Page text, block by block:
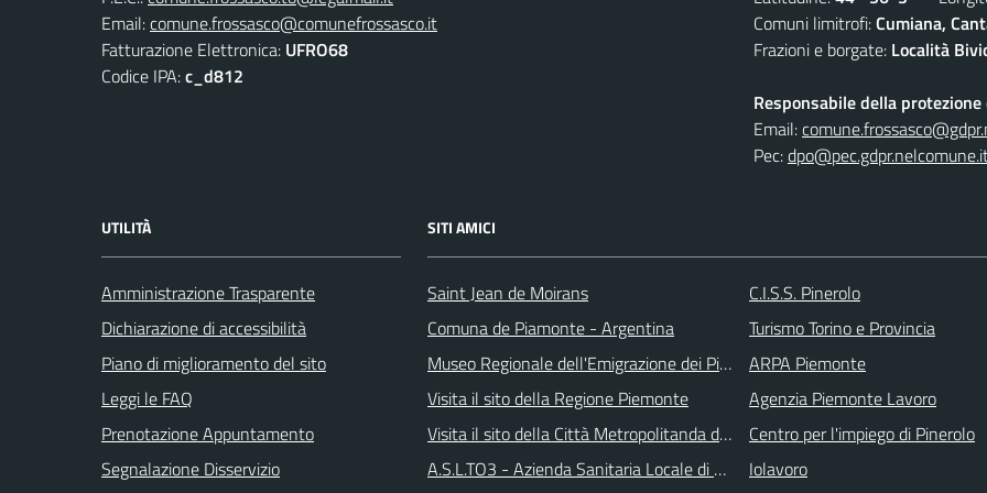
Email:comune.frossasco@comunefrossasco.it
Fatturazione Elettronica: UFRO68
Codice IPA:c_d812
Comuni limitrofi:Cumiana,
Frazioni e borgate: Località
Responsabile della protezione
Email:
Pec:
UTILITÀ
Amministrazione Trasparente
Dichiarazione di accessibilità
Piano di miglioramento del sito
Leggi le FAQ
Prenotazione Appuntamento
Segnalazione Disservizio
SITI AMICI
Saint Jean de Moirans
Comuna de Piamonte - Argentina
Museo Regionale dell'Emigrazione dei Piemontesi nel Mondo
Visita il sito della Regione Piemonte
Visita il sito della Città Metropolitanda di Torino
A.S.L.TO3 - Azienda Sanitaria Locale di Collegno e Pinerolo
C.I.S.S. Pinerolo
Turismo Torino e Provincia
ARPA Piemonte
Agenzia Piemonte Lavoro
Centro per l'impiego di Pinerolo
Iolavoro